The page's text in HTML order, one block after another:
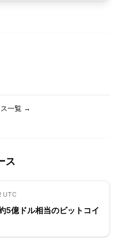
一覧 →
ス
UTC
5億ドル相当のビットコイ